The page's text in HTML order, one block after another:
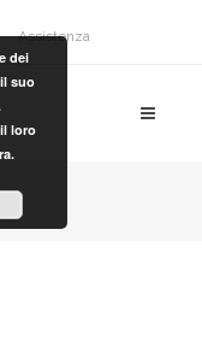
Assistenza
dei
suo
loro